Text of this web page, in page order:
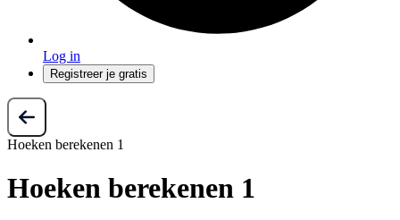
Log in
Registreer je gratis
Hoeken berekenen 1
Hoeken berekenen 1